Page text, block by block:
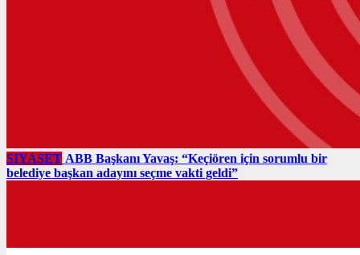
SIYASET ABB Başkanı Yavaş: “Keçiören için sorumlu bir
belediye başkan adayını seçme vakti geldi”